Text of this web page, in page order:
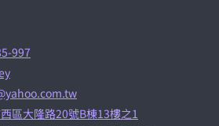
997
區大隆路20號B棟13樓之1